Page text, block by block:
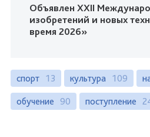
Объявлен XXII
изобретений и новых
время 2026»
спорт 13 культура 109
обучение 90 поступление